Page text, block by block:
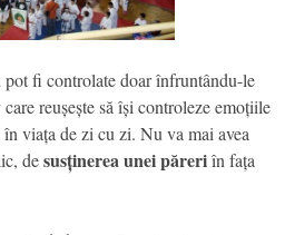
fi controlate doar înfruntându-le
reușește să își controleze emoțiile
în viața de zi cu zi. Nu va mai avea
desusținerea unei păreriîn fața